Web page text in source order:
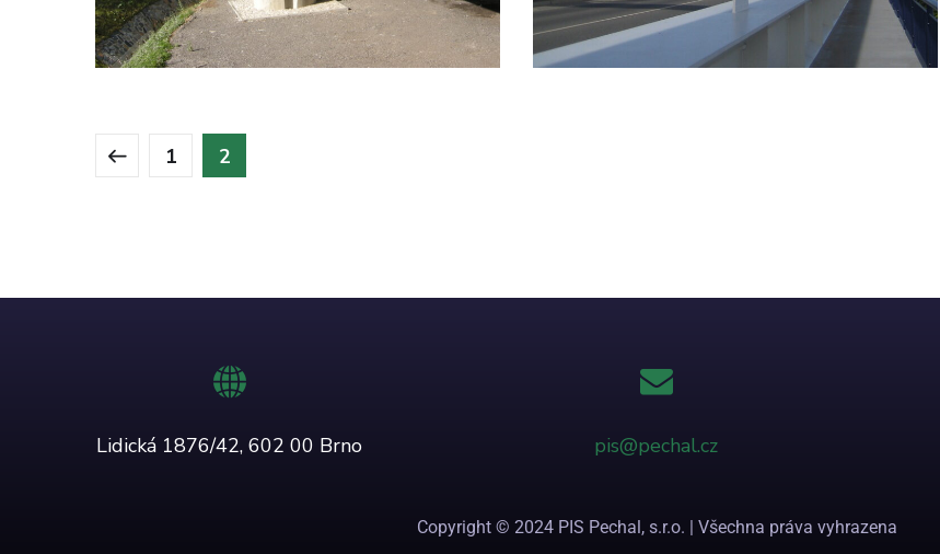
ROAD BRIDGES AWARDED PROJECTS / ROAD BRIDGES
1 2
Lidická 1876/42, 602 00 Brno pis@pechal.cz
Copyright © 2024 PIS Pechal, s.r.o. | Všechna práva vyhrazena